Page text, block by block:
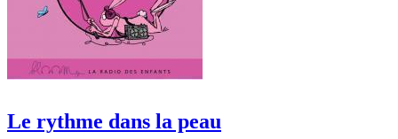
Le rythme dans la peau